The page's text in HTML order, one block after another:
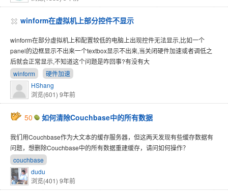
winform在虚拟机上部分控件不显示
winform在部分虚拟机上和配置较低的电脑上出现控件无法显示,比如一个
panel的边框显示不出来一个textbox显示不出来,当关闭硬件加速或者调低之
后就会正常显示,不知道这个问题是咋回事?有没有大
winform
硬件加速
HShang
浏览(601) 9年前
50 如何清除Couchbase中的所有数据
我们用Couchbase作为大文本的缓存服务器，但这两天发现有些缓存数据有
问题，想删除Couchbase中的所有数据重建缓存，请问如何操作？
couchbase
dudu
浏览(401) 9年前